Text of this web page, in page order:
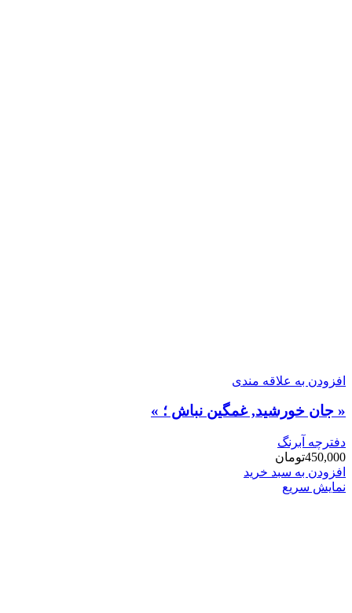
افزودن به علاقه مندی
« جان خورشید, غمگین نباش ؛ »
دفترچه آبرنگ
450,000تومان
افزودن به سبد خرید
نمایش سریع